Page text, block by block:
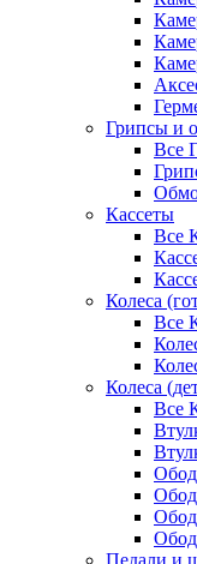
Грипсы и
Все
Кассеты
Все
Колеса
Все
Колеса
Все
Педали и